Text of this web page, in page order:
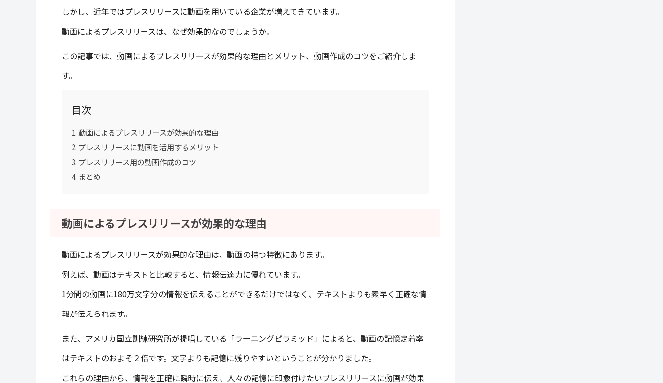
しかし、近年ではプレスリリースに動画を用いている企業が増えてきています。
動画によるプレスリリースは、なぜ効果的なのでしょうか。
この記事では、動画によるプレスリリースが効果的な理由とメリット、動画作成のコツをご紹介しま
す。
目次
動画によるプレスリリースが効果的な理由
プレスリリースに動画を活用するメリット
プレスリリース用の動画作成のコツ
まとめ
動画によるプレスリリースが効果的な理由
動画によるプレスリリースが効果的な理由は、動画の持つ特徴にあります。
例えば、動画はテキストと比較すると、情報伝達力に優れています。
1分間の動画に180万文字分の情報を伝えることができるだけではなく、テキストよりも素早く正確な情
報が伝えられます。
また、アメリカ国立訓練研究所が提唱している「ラーニングピラミッド」によると、動画の記憶定着率
はテキストのおよそ２倍です。文字よりも記憶に残りやすいということが分かりました。
これらの理由から、情報を正確に瞬時に伝え、人々の記憶に印象付けたいプレスリリースに動画が効果